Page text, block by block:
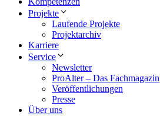
Projekte
Laufende Projekte
Projektarchiv
Karriere
Service
Newsletter
ProAlter – Das Fachmagazin
Veröffentlichungen
Presse
Über uns